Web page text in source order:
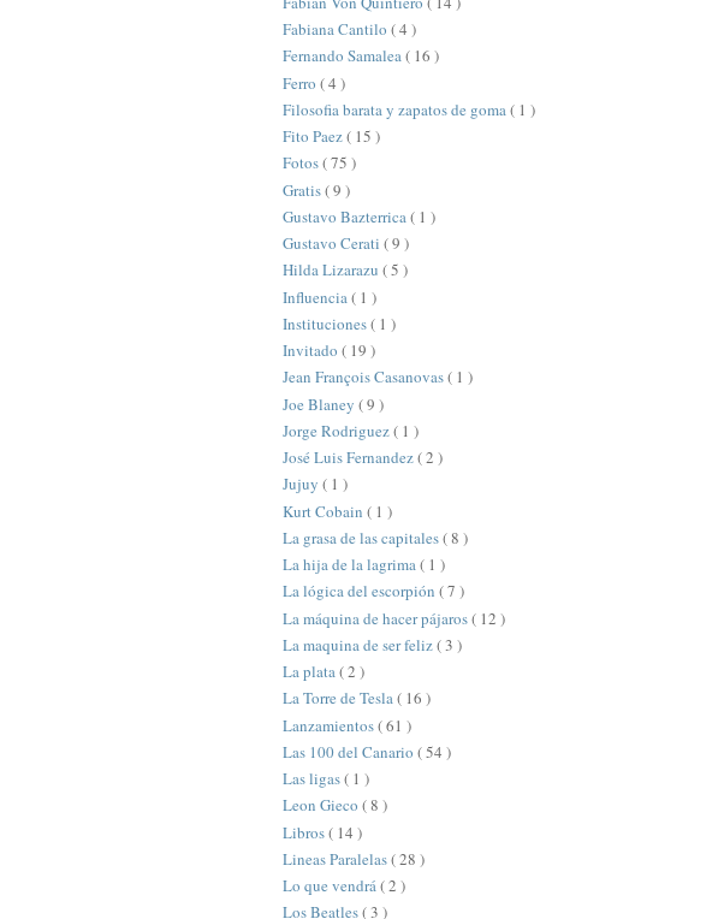
Fabiana Cantilo ( 4 )
Fernando Samalea( 16 )
Ferro ( 4 )
Filosofia barata y zapatos de goma( 1 )
Fito Paez( 15 )
Fotos( 75 )
Gratis( 9 )
Gustavo Bazterrica( 1 )
Gustavo Cerati ( 9 )
Hilda Lizarazu ( 5 )
Influencia ( 1 )
Instituciones( 1 )
Invitado ( 19 )
Jean François Casanovas( 1 )
Joe Blaney ( 9 )
Jorge Rodriguez( 1 )
José Luis Fernandez( 2 )
Jujuy ( 1 )
Kurt Cobain ( 1 )
La grasa de las capitales( 8 )
La hija de la lagrima( 1 )
La lógica del escorpión ( 7 )
La máquina de hacer pájaros( 12 )
La maquina de ser feliz( 3 )
La plata( 2 )
La Torre de Tesla( 16 )
Lanzamientos( 61 )
Las 100 del Canario ( 54 )
Las ligas( 1 )
Leon Gieco ( 8 )
Libros( 14 )
Lineas Paralelas( 28 )
Lo que vendrá( 2 )
Los Beatles( 3 )